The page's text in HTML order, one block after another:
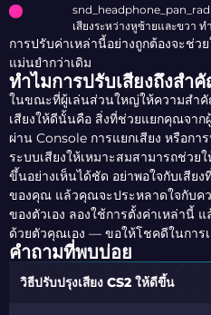
เสียงระหว่างหูซ้ายและขวา
การปรับค่าเหล่านี้อย่างถูกต้องจะช่ว
แม่นยำกว่าเดิม
ทำไมการปรับเสียงถึงสำ
ในขณะที่ผู้เล่นส่วนใหญ่ให้ความสำคั
เสียงให้ดีนั้นคือ สิ่งที่ช่วยแยกคุณจาก
ผ่าน Console การแยกเสียง หรือก
ระบบเสียงให้เหมาะสมสามารถช่ว
ขึ้นอย่างเห็นได้ชัด อย่าพอใจกับเสีย
ของคุณ แล้วคุณจะประหลาดใจกับค
ของตัวเอง ลองใช้การตั้งค่าเหล่านี้
ด้วยตัวคุณเอง — ขอให้โชคดีในการ
คำถามที่พบบ่อย
วิธีปรับปรุงเสียง CS2 ให้ดีขึ้น